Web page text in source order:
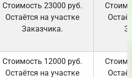
Стоимость 23000 руб.
Остаётся на участке
Заказчика.
Стоимость 12000 руб.
Остаётся на участке